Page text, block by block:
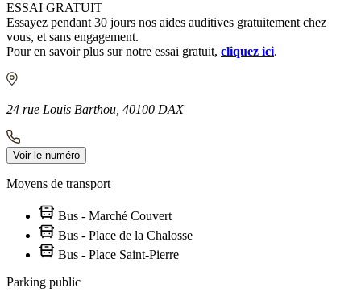
ESSAI GRATUIT
Essayez pendant 30 jours nos aides auditives gratuitement chez
vous, et sans engagement.
Pour en savoir plus sur notre essai gratuit, cliquez ici.
24 rue Louis Barthou, 40100 DAX
Voir le numéro
Moyens de transport
Bus - Marché Couvert
Bus - Place de la Chalosse
Bus - Place Saint-Pierre
Parking public